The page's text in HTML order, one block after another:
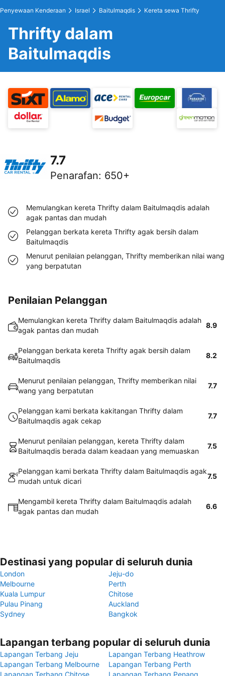
Penyewaan Kenderaan Israel Baitulmaqdis Kereta sewa Thrifty
Thrifty dalam
Baitulmaqdis
7.7
Penarafan: 650+
Memulangkan kereta Thrifty dalam Baitulmaqdis adalah
agak pantas dan mudah
Pelanggan berkata kereta Thrifty agak bersih dalam
Baitulmaqdis
Menurut penilaian pelanggan, Thrifty memberikan nilai wang
yang berpatutan
Penilaian Pelanggan
Memulangkan kereta Thrifty dalam Baitulmaqdis adalah
agak pantas dan mudah
8.9
Pelanggan berkata kereta Thrifty agak bersih dalam
Baitulmaqdis
8.2
Menurut penilaian pelanggan, Thrifty memberikan nilai
wang yang berpatutan
7.7
Pelanggan kami berkata kakitangan Thrifty dalam
Baitulmaqdis agak cekap
7.7
Menurut penilaian pelanggan, kereta Thrifty dalam
Baitulmaqdis berada dalam keadaan yang memuaskan
7.5
Pelanggan kami berkata Thrifty dalam Baitulmaqdis agak
mudah untuk dicari
7.5
Mengambil kereta Thrifty dalam Baitulmaqdis adalah
agak pantas dan mudah
6.6
Destinasi yang popular di seluruh dunia
London
Jeju-do
Melbourne
Perth
Kuala Lumpur
Chitose
Pulau Pinang
Auckland
Sydney
Bangkok
Lapangan terbang popular di seluruh dunia
Lapangan Terbang Jeju
Lapangan Terbang Heathrow
Lapangan Terbang Melbourne
Lapangan Terbang Perth
Lapangan Terbang Chitose
Lapangan Terbang Penang